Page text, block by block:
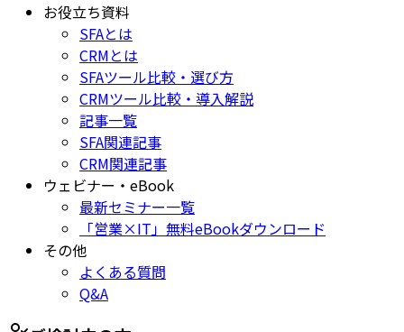
お役立ち資料
SFAとは
CRMとは
SFAツール比較・選び方
CRMツール比較・導入解説
記事一覧
SFA関連記事
CRM関連記事
ウェビナー・eBook
最新セミナー一覧
「営業×IT」無料eBookダウンロード
その他
よくある質問
Q&A